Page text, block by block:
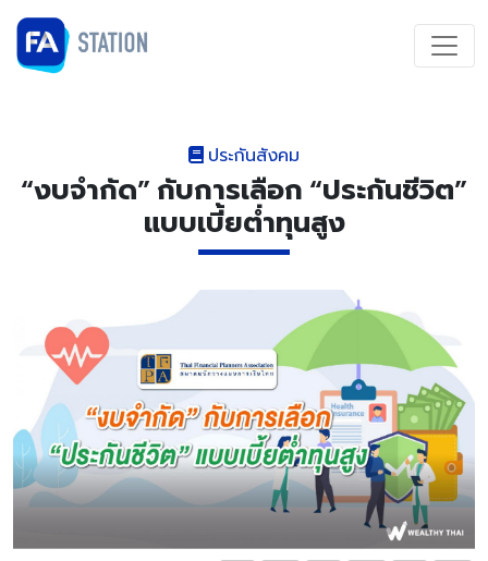
ประกันสังคม
“งบจำกัด” กับการเลือก “ประกันชีวิต”
แบบเบี้ยต่ำทุนสูง